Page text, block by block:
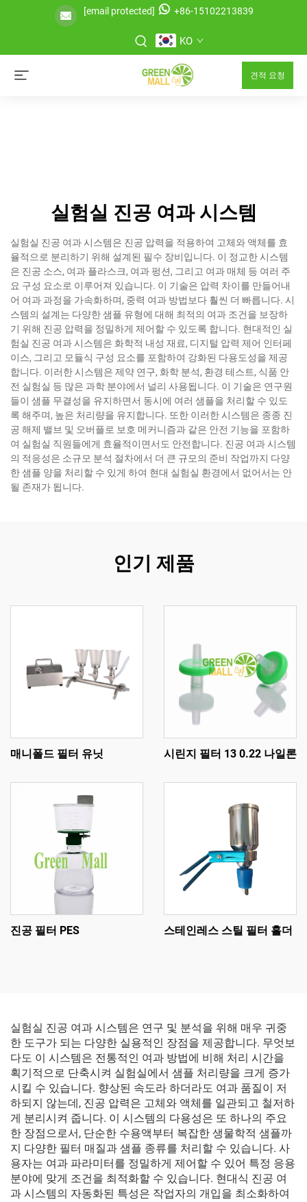
[email protected] +86-15102213839
KO
견적 요청
실험실 진공 여과 시스템
실험실 진공 여과 시스템은 진공 압력을 적용하여 고체와 액체를 효
율적으로 분리하기 위해 설계된 필수 장비입니다. 이 정교한 시스템
은 진공 소스, 여과 플라스크, 여과 펑션, 그리고 여과 매체 등 여러 주
요 구성 요소로 이루어져 있습니다. 이 기술은 압력 차이를 만들어내
어 여과 과정을 가속화하며, 중력 여과 방법보다 훨씬 더 빠릅니다. 시
스템의 설계는 다양한 샘플 유형에 대해 최적의 여과 조건을 보장하
기 위해 진공 압력을 정밀하게 제어할 수 있도록 합니다. 현대적인 실
험실 진공 여과 시스템은 화학적 내성 재료, 디지털 압력 제어 인터페
이스, 그리고 모듈식 구성 요소를 포함하여 강화된 다용도성을 제공
합니다. 이러한 시스템은 제약 연구, 화학 분석, 환경 테스트, 식품 안
전 실험실 등 많은 과학 분야에서 널리 사용됩니다. 이 기술은 연구원
들이 샘플 무결성을 유지하면서 동시에 여러 샘플을 처리할 수 있도
록 해주며, 높은 처리량을 유지합니다. 또한 이러한 시스템은 종종 진
공 해제 밸브 및 오버플로 보호 메커니즘과 같은 안전 기능을 포함하
여 실험실 직원들에게 효율적이면서도 안전합니다. 진공 여과 시스템
의 적응성은 소규모 분석 절차에서 더 큰 규모의 준비 작업까지 다양
한 샘플 양을 처리할 수 있게 하여 현대 실험실 환경에서 없어서는 안
될 존재가 됩니다.
인기 제품
매니폴드 필터 유닛 시린지 필터 13 0.22 나일론
진공 필터 PES 스테인레스 스틸 필터 홀더
실험실 진공 여과 시스템은 연구 및 분석을 위해 매우 귀중
한 도구가 되는 다양한 실용적인 장점을 제공합니다. 무엇보
다도 이 시스템은 전통적인 여과 방법에 비해 처리 시간을
획기적으로 단축시켜 실험실에서 샘플 처리량을 크게 증가
시킬 수 있습니다. 향상된 속도라 하더라도 여과 품질이 저
하되지 않는데, 진공 압력은 고체와 액체를 일관되고 철저하
게 분리시켜 줍니다. 이 시스템의 다용성은 또 하나의 주요
한 장점으로서, 단순한 수용액부터 복잡한 생물학적 샘플까
지 다양한 필터 매질과 샘플 종류를 처리할 수 있습니다. 사
용자는 여과 파라미터를 정밀하게 제어할 수 있어 특정 응용
분야에 맞게 조건을 최적화할 수 있습니다. 현대식 진공 여
과 시스템의 자동화된 특성은 작업자의 개입을 최소화하여